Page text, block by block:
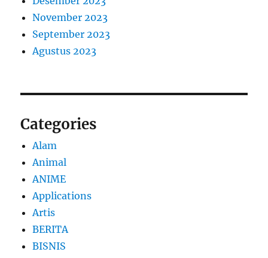
November 2023
September 2023
Agustus 2023
Categories
Alam
Animal
ANIME
Applications
Artis
BERITA
BISNIS